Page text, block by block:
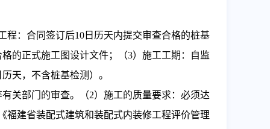
程：合同签订后10日历天内提交审查合格的桩基
的正式施工图设计文件；（3）施工工期：自监
天，不含桩基检测） 。
关部门的审查。（2）施工的质量要求：必须达
福建省装配式建筑和装配式内装修工程评价管理